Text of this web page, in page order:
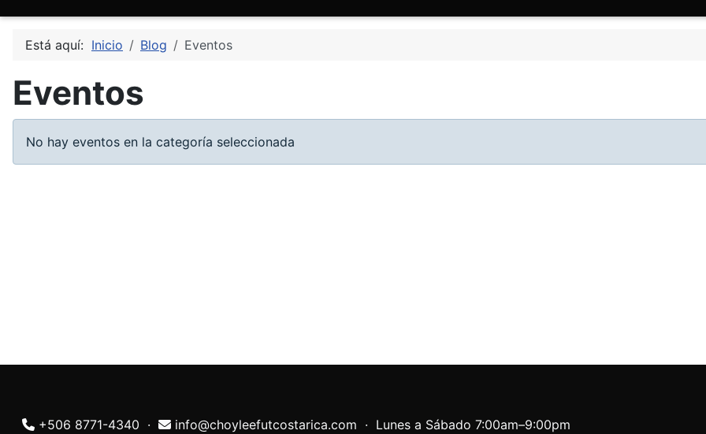
Está aquí: Inicio Blog Eventos
Eventos
No hay eventos en la categoría seleccionada
+506 8771-4340 · info@choyleefutcostarica.com · Lunes a Sábado 7:00am–9:00pm